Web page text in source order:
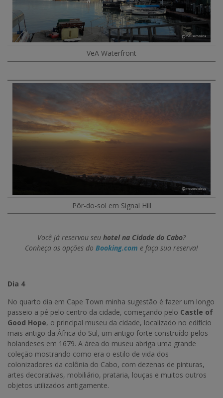
VeA Waterfront
Pôr-do-sol em Signal Hill
Você já reservou seu hotel na Cidade do Cabo?
Conheça as opções do Booking.com e faça sua reserva!
Dia 4
No quarto dia em Cape Town minha sugestão é fazer um longo
passeio a pé pelo centro da cidade, começando pelo Castle of
Good Hope, o principal museu da cidade, localizado no edifício
mais antigo da África do Sul, um antigo forte construído pelos
holandeses em 1679. A área do museu abriga uma grande
coleção mostrando como era o estilo de vida dos
colonizadores da colônia do Cabo, com dezenas de pinturas,
artes decorativas, mobiliário, prataria, louças e muitos outros
objetos utilizados antigamente.